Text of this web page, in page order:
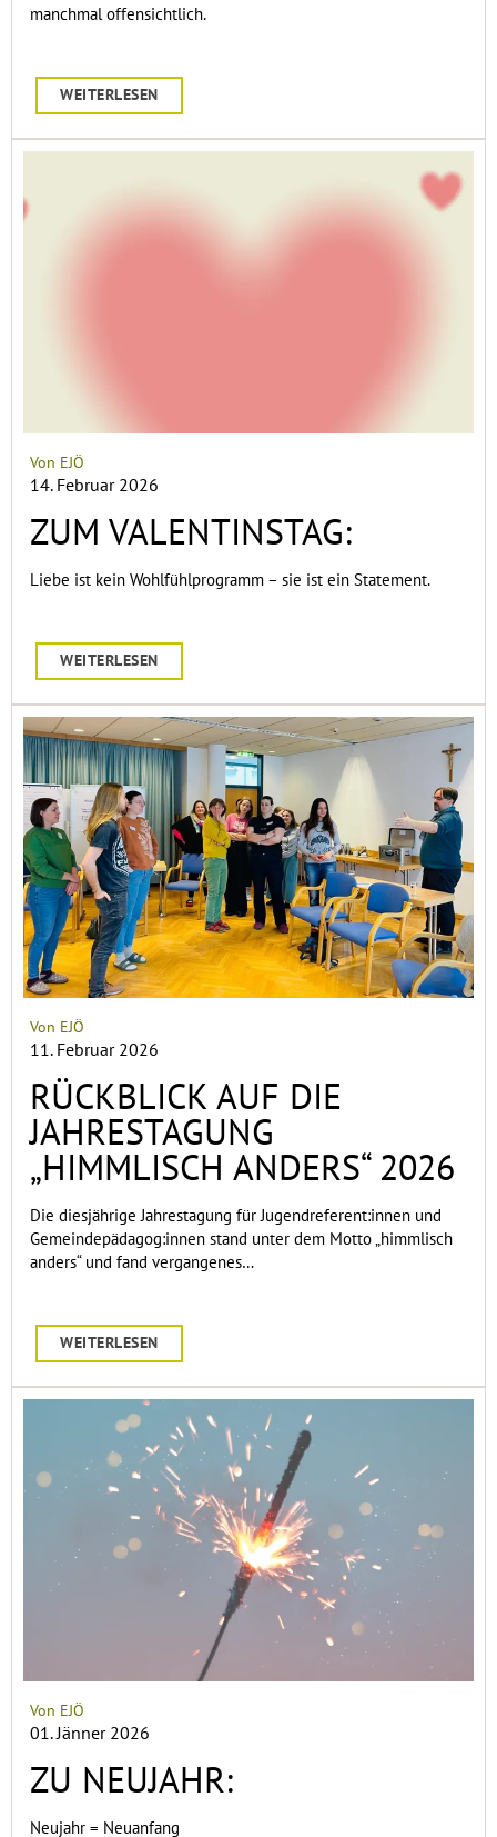
manchmal offensichtlich.
WEITERLESEN
Von EJÖ
14. Februar 2026
ZUM VALENTINSTAG:
Liebe ist kein Wohlfühlprogramm – sie ist ein Statement.
WEITERLESEN
Von EJÖ
11. Februar 2026
RÜCKBLICK AUF DIE
JAHRESTAGUNG
„HIMMLISCH ANDERS“ 2026
Die diesjährige Jahrestagung für Jugendreferent:innen und
Gemeindepädagog:innen stand unter dem Motto „himmlisch
anders“ und fand vergangenes…
WEITERLESEN
Von EJÖ
01. Jänner 2026
ZU NEUJAHR:
Neujahr = Neuanfang